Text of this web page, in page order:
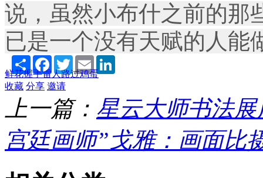
说，虽然小布什之前的那
已是一个没有天赋的人能
Share Facebook
TwitterEmail
鲜花握手雷人路过鸡蛋
收藏 分享 邀请
上一篇： 星云大师书法
宫廷画师”戈雅：画面比